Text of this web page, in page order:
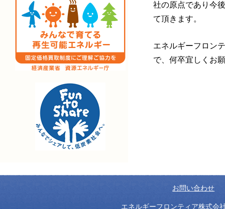
社の原点であり今
て頂きます。
エネルギーフロン
で、何卒宜しくお
お問い合わせ
エネルギーフロンティア株式会